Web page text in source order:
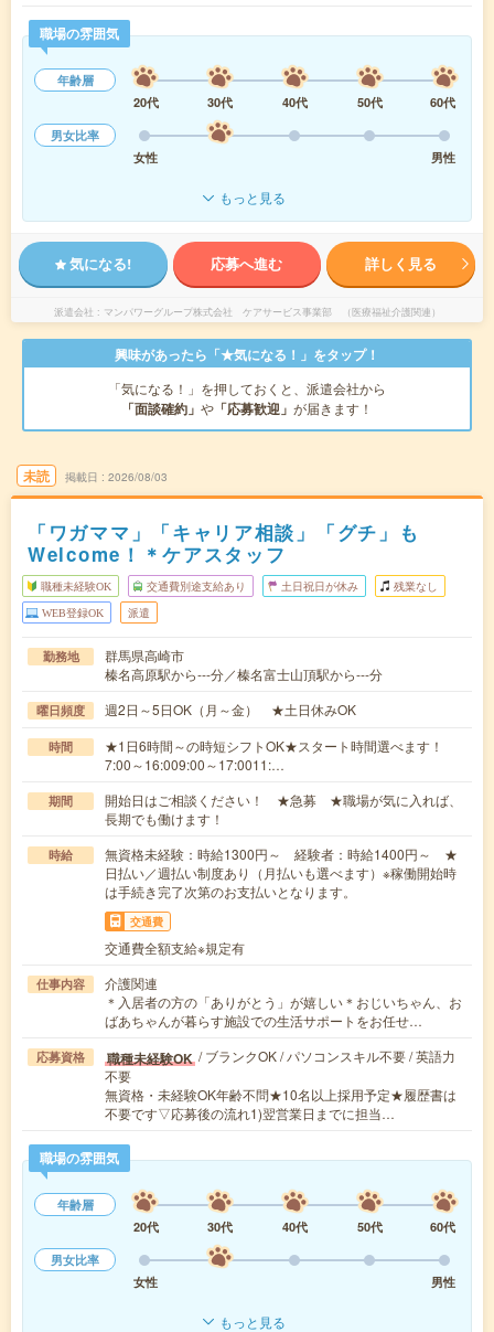
職場の雰囲気
年齢層
20代
30代 40代 50代
60代
男女比率
女性
男性
もっと見る
気になる! 応募へ進む 詳しく見る
派遣会社 マンパワーグループ株式会社 ケアサービス事業部 （医療福祉介護関連）
興味があったら「★気になる！」をタップ！
「気になる！」を押しておくと、派遣会社から
「面談確約」 や 「応募歓迎」 が届きます！
未読 掲載日 2026/08/03
「ワガママ」「キャリア相談」「グチ」も
Welcome！＊ケアスタッフ
職種未経験OK 交通費別途支給あり 土日祝日が休み 残業なし
WEB登録OK 派遣
勤務地
群馬県高崎市
榛名高原駅から---分／榛名富士山頂駅から---分
曜日頻度 週2日～5日OK（月～金） ★土日休みOK
時間
★1日6時間～の時短シフトOK★スタート時間選べます！
7:00～16:009:00～17:0011:…
期間
開始日はご相談ください！ ★急募 ★職場が気に入れば、
長期でも働けます！
時給
無資格未経験：時給1300円～ 経験者：時給1400円～ ★
日払い／週払い制度あり（月払いも選べます）※稼働開始時
は手続き完了次第のお支払いとなります。
交通費
交通費全額支給※規定有
仕事内容
介護関連
＊入居者の方の「ありがとう」が嬉しい＊おじいちゃん、お
ばあちゃんが暮らす施設での生活サポートをお任せ…
応募資格 職種未経験OK / ブランクOK / パソコンスキル不要 / 英語力
不要
無資格・未経験OK年齢不問★10名以上採用予定★履歴書は
不要です▽応募後の流れ1)翌営業日までに担当…
職場の雰囲気
年齢層
20代
30代 40代 50代
60代
男女比率
女性
男性
もっと見る